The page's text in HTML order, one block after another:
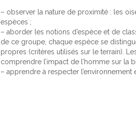
– observer la nature de proximité : les
espèces ;
– aborder les notions d’espèce et de
de ce groupe, chaque espèce se
propres (critères utilisés sur le terrain).
comprendre l’impact de l’homme sur la
– apprendre à respecter